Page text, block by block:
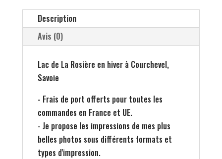
Close
Courchevel
Maxime
Description
Avis (0)
Lac de La Rosière en hiver à Courchevel,
Savoie
- Frais de port offerts pour toutes les
commandes en France et UE.
- Je propose les impressions de mes plus
belles photos sous différents formats et
types d'impression.